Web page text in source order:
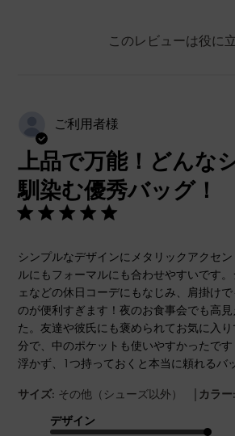
このレビューは役に
ご利用者様
上品で万能！どんな
馴染む優秀バッグ！
シンプルなデザインにメタリックアクセ
ルにもフォーマルにも合わせやすいです
ェなどの休日コーデにもなじみ、肩掛け
のが便利すぎます！夜のお食事会でも高
た。友達や彼氏にも褒められてお気に入
分で、中のポケットも使いやすかったで
浮かず、1つ持っておくと本当に頼れるバ
サイズ: その他（シューズ以外） | カラー:
デザイン